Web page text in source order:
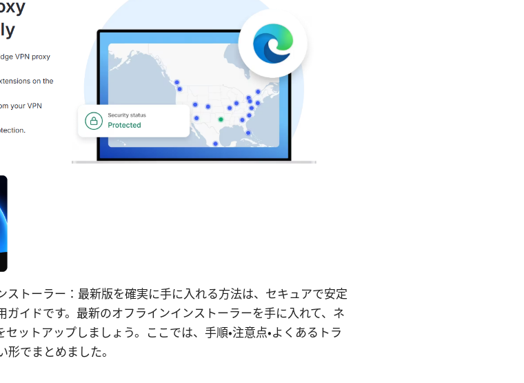
トーラー：最新版を確実に手に入れる方法は、セキュアで安定
ガイドです。最新のオフラインインストーラーを手に入れて、ネ
ットアップしましょう。ここでは、手順・注意点・よくあるトラ
でまとめました。